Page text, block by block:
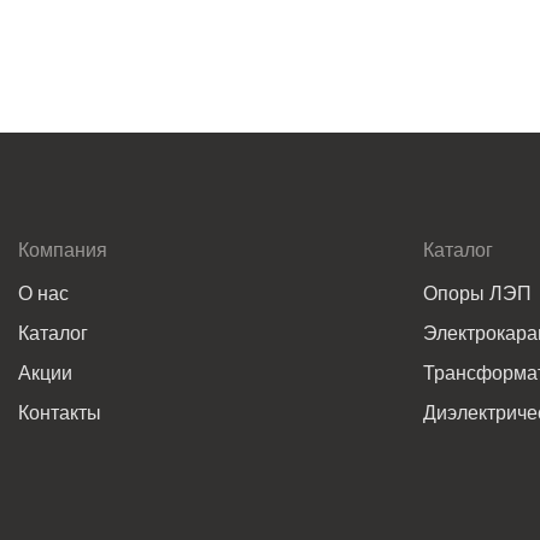
Компания
О нас
Каталог
Акции
Контакты
Каталог
Опоры ЛЭП